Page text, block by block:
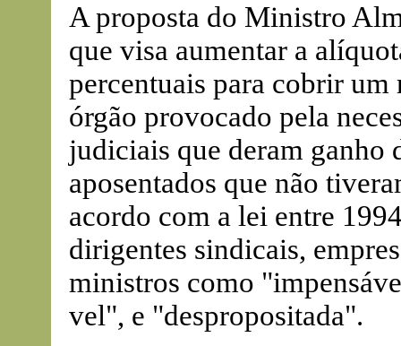
A proposta do Ministro
que visa aumentar a
percentuais para cobrir
órgão provocado pela
judiciais que deram ganho
aposentados que não
acordo com a lei entre
dirigentes sindicais,
ministros como
vel", e "despropositada".